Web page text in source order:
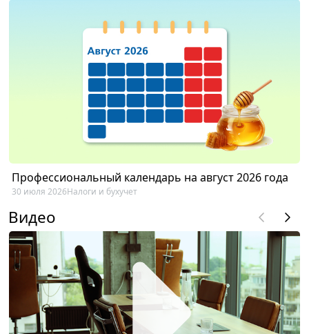
Профессиональный календарь на август 2026 года
30 июля 2026Налоги и бухучет
Видео